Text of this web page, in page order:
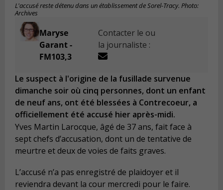
L'accusé reste détenu dans un établissement de Sorel-Tracy. Photo:
Archives
Maryse
Garant -
FM103,3
Contacter le ou
la journaliste :
Le suspect à l'origine de la fusillade survenue
dimanche soir où cinq personnes, dont un enfant
de neuf ans, ont été blessées à Contrecoeur, a
officiellement été accusé hier après-midi.
Yves Martin Larocque, âgé de 37 ans, fait face à
sept chefs d’accusation, dont un de tentative de
meurtre et deux de voies de faits graves.
L’accusé n’a pas enregistré de plaidoyer et il
reviendra devant la cour mercredi pour le faire.